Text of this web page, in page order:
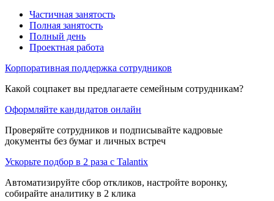
Частичная занятость
Полная занятость
Полный день
Проектная работа
Корпоративная поддержка сотрудников
Какой соцпакет вы предлагаете семейным сотрудникам?
Оформляйте кандидатов онлайн
Проверяйте сотрудников и подписывайте кадровые
документы без бумаг и личных встреч
Ускорьте подбор в 2 раза с Talantix
Автоматизируйте сбор откликов, настройте воронку,
собирайте аналитику в 2 клика